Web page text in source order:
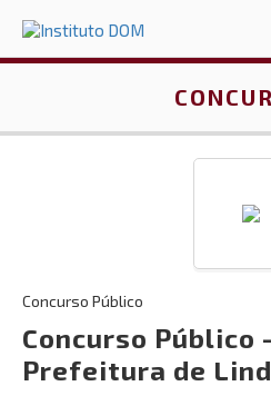
Esqueci a minha senha
INÍCIO
Concurso Público
Concurso Público
Prefeitura de